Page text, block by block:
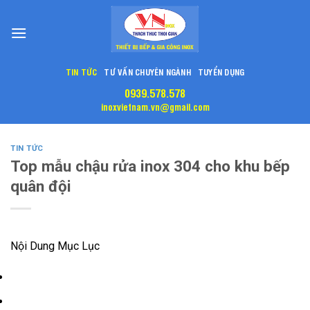
content
TIN TỨC TƯ VẤN CHUYÊN NGÀNH TUYỂN DỤNG
0939.578.578
inoxvietnam.vn@gmail.com
TIN TỨC
Top mẫu chậu rửa inox 304 cho khu bếp
quân đội
Nội Dung Mục Lục